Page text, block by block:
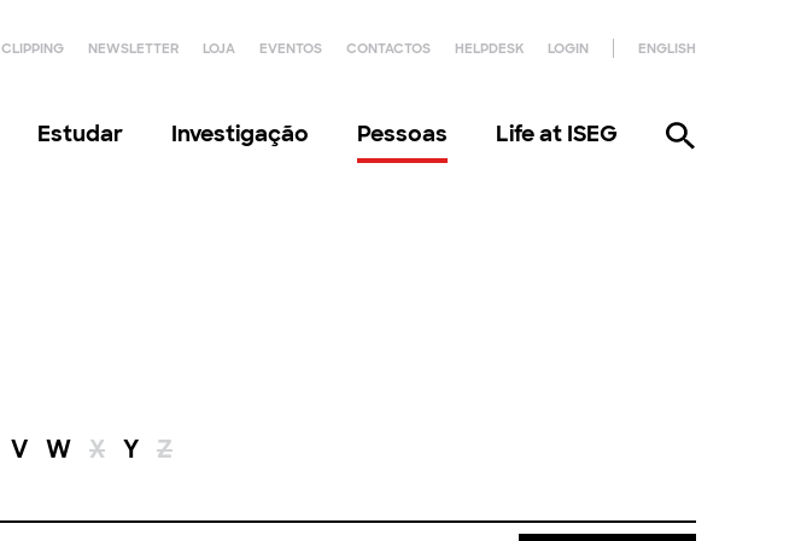
CLIPPING NEWSLETTER LOJA EVENTOS CONTACTOS HELPDESK LOGIN ENGLISH
Estudar Investigação Pessoas Life at ISEG
V W X Y Z